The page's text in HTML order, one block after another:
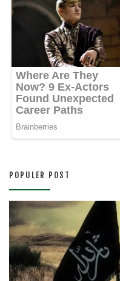
POPULER POST